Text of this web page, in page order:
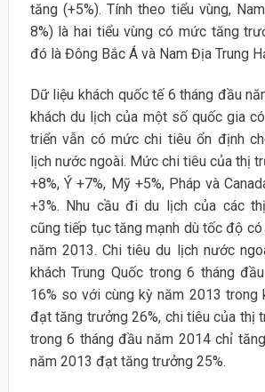
tăng (+5%). Tính theo tiểu vùng,
8%) là hai tiểu vùng có mức tăng
đó là Đông Bắc Á và Nam Địa Trung
Dữ liệu khách quốc tế 6 tháng đầu
khách du lịch của một số quốc gia
triển vẫn có mức chi tiêu ổn định
lịch nước ngoài. Mức chi tiêu của thị
+8%, Ý +7%, Mỹ +5%, Pháp và
+3%. Nhu cầu đi du lịch của các
cũng tiếp tục tăng mạnh dù tốc độ
năm 2013. Chi tiêu du lịch nước
khách Trung Quốc trong 6 tháng
16% so với cùng kỳ năm 2013 trong
đạt tăng trưởng 26%, chi tiêu của thị
trong 6 tháng đầu năm 2014 chỉ
năm 2013 đạt tăng trưởng 25%.